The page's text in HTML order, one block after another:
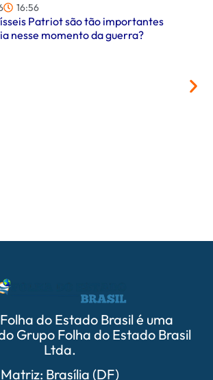
16:56
Patriot são tão importantes
nesse momento da guerra?
do Estado Brasil é uma
Grupo Folha do Estado Brasil
Ltda.
Matriz: Brasília (DF)